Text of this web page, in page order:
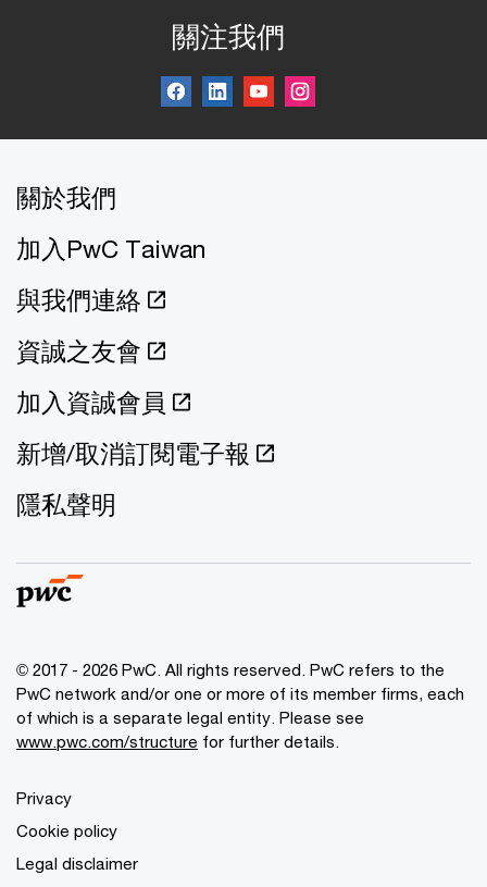
關注我們
關於我們
加入PwC Taiwan
與我們連絡
資誠之友會
加入資誠會員
新增/取消訂閱電子報
隱私聲明
© 2017 - 2026 PwC. All rights reserved. PwC refers to the
PwC network and/or one or more of its member firms, each
of which is a separate legal entity. Please see
www.pwc.com/structure for further details.
Privacy
Cookie policy
Legal disclaimer